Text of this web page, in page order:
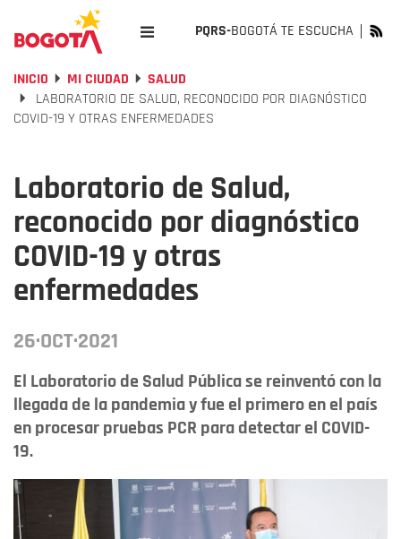
PQRS-BOGOTÁ TE ESCUCHA
INICIO MI CIUDAD
SALUD
LABORATORIO DE SALUD, RECONOCIDO POR DIAGNÓSTICO
COVID-19 Y OTRAS ENFERMEDADES
Laboratorio de Salud,
reconocido por diagnóstico
COVID-19 y otras
enfermedades
26·OCT·2021
El Laboratorio de Salud Pública se reinventó con la
llegada de la pandemia y fue el primero en el país
en procesar pruebas PCR para detectar el COVID-
19.